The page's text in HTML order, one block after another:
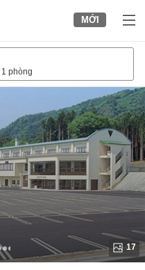
MỚI
1 phòng
17